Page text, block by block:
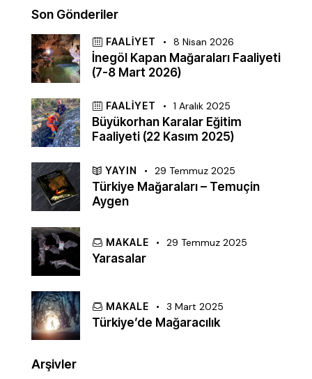
Son Gönderiler
FAALIYET 8 Nisan 2026
İnegöl Kapan Mağaraları Faaliyeti
(7-8 Mart 2026)
FAALIYET 1 Aralık 2025
Büyükorhan Karalar Eğitim
Faaliyeti (22 Kasım 2025)
YAYIN 29 Temmuz 2025
Türkiye Mağaraları – Temuçin
Aygen
MAKALE 29 Temmuz 2025
Yarasalar
MAKALE 3 Mart 2025
Türkiye’de Mağaracılık
Arşivler